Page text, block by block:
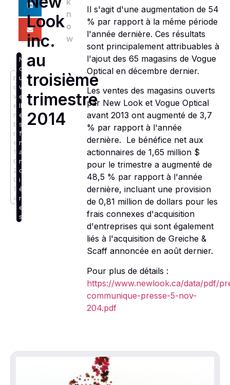
n
o
v
e
m
b
r
e
1
0,
2
0
1
4
N
o
u
v
e
ll
e
s
fi
n
a
n
c
i
è
r
e
s
Look
inc.
au
troisième
trimestre
2014
n
o
w
Il s'agit d'une augmentation de 54
% par rapport à la même période
l'année dernière. Ces résultats
sont principalement attribuables à
l'ajout des 65 magasins de Vogue
Optical en décembre dernier.
Les ventes des magasins ouverts
par New Look et Vogue Optical
avant 2013 ont augmenté de 3,7
% par rapport à l'année
dernière. Le bénéfice net aux
actionnaires de 1,65 million $
pour le trimestre a augmenté de
48,5 % par rapport à l'année
dernière, incluant une provision
de 0,81 million de dollars pour les
frais connexes d'acquisition
d'entreprises qui sont également
liés à l'acquisition de Greiche &
Scaff annoncée en août dernier.
Pour plus de détails :
https://www.newlook.ca/data/pdf/
communique-presse-5-nov-
204.pdf